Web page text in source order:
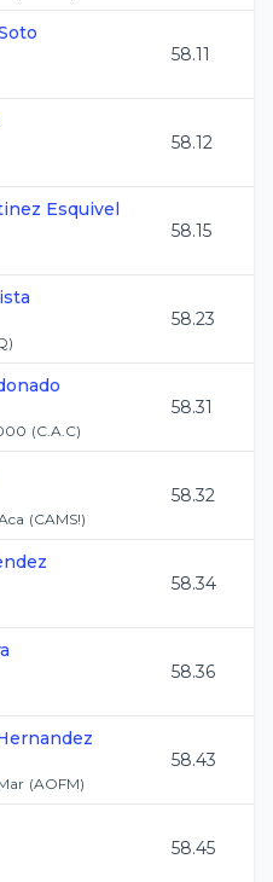
58.11
58.12
Esquivel
58.15
)
58.23
(C.A.C)
58.31
(CAMS!)
58.32
58.34
58.36
(AOFM)
58.43
58.45